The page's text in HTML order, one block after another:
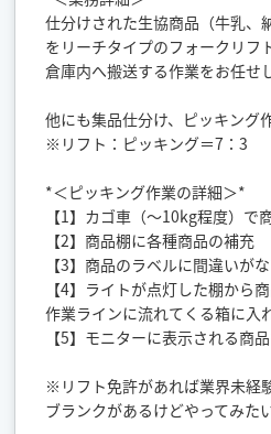
仕分けされた生協商品（牛乳、
をリーチタイプのフォークリフ
倉庫内へ搬送する作業をお任せ
他にも集品仕分け、ピッキング
※リフト：ピッキング＝7：3
*＜ピッキング作業の詳細＞*
【1】カゴ車（～10kg程度）で
【2】商品棚に各種商品の補充
【3】商品のラベルに間違いが
【4】ライトが点灯した棚から
作業ラインに流れてくる箱に入
【5】モニターに表示される商
※リフト免許があれば業界未経
ブランクがあるけどやってみた